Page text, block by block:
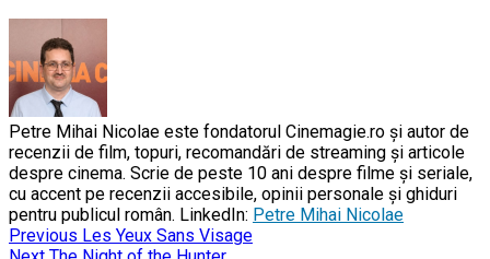
Petre Mihai Nicolae este fondatorul Cinemagie.ro și autor de
recenzii de film, topuri, recomandări de streaming și articole
despre cinema. Scrie de peste 10 ani despre filme și seriale,
cu accent pe recenzii accesibile, opinii personale și ghiduri
pentru publicul român. LinkedIn: Petre Mihai Nicolae
Previous Les Yeux Sans Visage